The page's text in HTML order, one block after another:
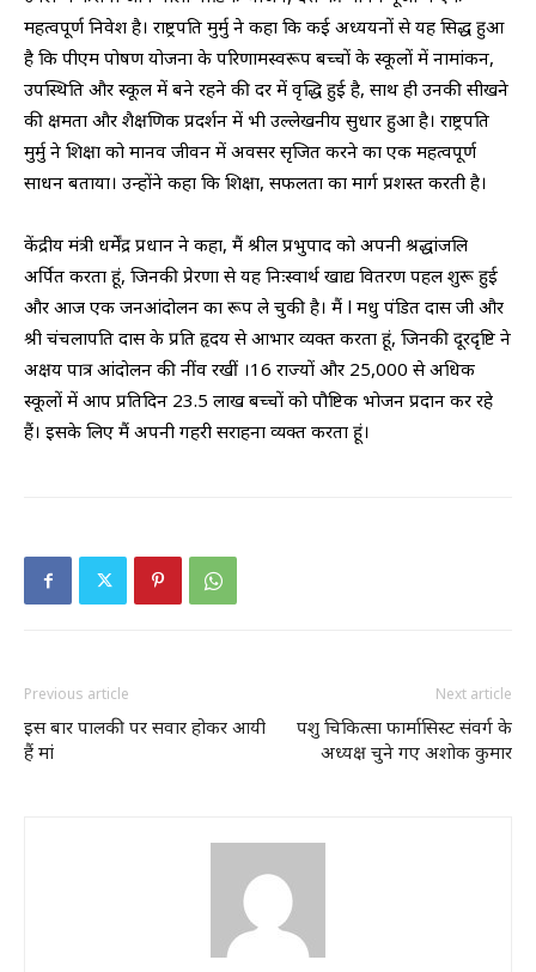
महत्वपूर्ण निवेश है। राष्ट्रपति मुर्मु ने कहा कि कई अध्ययनों से यह सिद्ध हुआ
है कि पीएम पोषण योजना के परिणामस्वरूप बच्चों के स्कूलों में नामांकन,
उपस्थिति और स्कूल में बने रहने की दर में वृद्धि हुई है, साथ ही उनकी सीखने
की क्षमता और शैक्षणिक प्रदर्शन में भी उल्लेखनीय सुधार हुआ है। राष्ट्रपति
मुर्मु ने शिक्षा को मानव जीवन में अवसर सृजित करने का एक महत्वपूर्ण
साधन बताया। उन्होंने कहा कि शिक्षा, सफलता का मार्ग प्रशस्त करती है।
केंद्रीय मंत्री धर्मेंद्र प्रधान ने कहा, मैं श्रील प्रभुपाद को अपनी श्रद्धांजलि
अर्पित करता हूं, जिनकी प्रेरणा से यह निःस्वार्थ खाद्य वितरण पहल शुरू हुई
और आज एक जनआंदोलन का रूप ले चुकी है। मैं l मधु पंडित दास जी और
श्री चंचलापति दास के प्रति हृदय से आभार व्यक्त करता हूं, जिनकी दूरदृष्टि ने
अक्षय पात्र आंदोलन की नींव रखीं ।16 राज्यों और 25,000 से अधिक
स्कूलों में आप प्रतिदिन 23.5 लाख बच्चों को पौष्टिक भोजन प्रदान कर रहे
हैं। इसके लिए मैं अपनी गहरी सराहना व्यक्त करता हूं।
Previous article
इस बार पालकी पर सवार होकर आयी
हैं मां
Next article
पशु चिकित्सा फार्मासिस्ट संवर्ग के
अध्यक्ष चुने गए अशोक कुमार